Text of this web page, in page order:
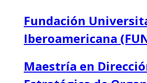
Fundación
Iberoamericana
Maestría en